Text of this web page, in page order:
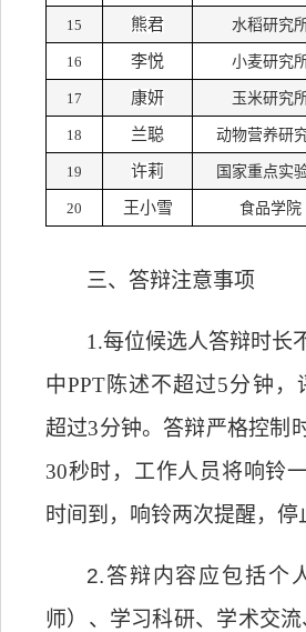
15 熊君 水稻研究
16 李悦 小麦研究
17 康妍 玉米研究
18 兰聪 动物营养研
19 许莉 国家重点实
20 王小雪 食品学院
三、答辩注意事项
1.每位候选人答辩时长
中PPT陈述不超过5分钟，
超过3分钟。答辩严格控制
30秒时，工作人员将响铃
时间到，响铃两次提醒，停
2.答辩内容应包括个
师）、学习科研、学术交